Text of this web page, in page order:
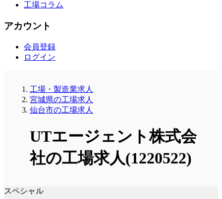
工場コラム
アカウント
会員登録
ログイン
工場・製造業求人
宮城県の工場求人
仙台市の工場求人
UTエージェント株式会
社の工場求人(1220522)
スペシャル